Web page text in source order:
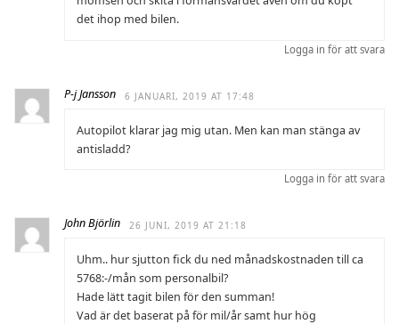
det ihop med bilen.
Logga in för att svara
P-j Jansson 6 JANUARI, 2019 AT 17:48
Autopilot klarar jag mig utan. Men kan man stänga av
antisladd?
Logga in för att svara
John Björlin 26 JUNI, 2019 AT 21:18
Uhm.. hur sjutton fick du ned månadskostnaden till ca
5768:-/mån som personalbil?
Hade lätt tagit bilen för den summan!
Vad är det baserat på för mil/år samt hur hög